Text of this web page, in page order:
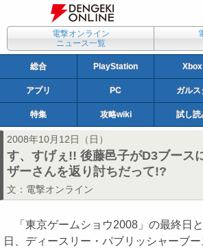
電撃オンライン
ニュース一覧
総合 PlayStation Xbox
アプリ PC ガルス
特集 攻略wiki 試し読
2008年10月12日（日）
す、すげぇ!! 後藤邑子がD3ブース
ザーさんを返り討ちだって!?
文： 電撃オンライン
「東京ゲームショウ2008」の最終日
日、ディースリー・パブリッシャーブ